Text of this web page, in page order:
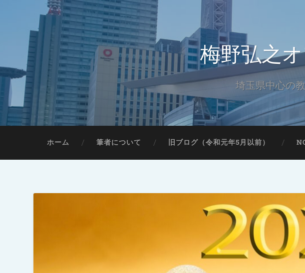
梅野弘之
埼玉県中心の
ホーム 筆者について 旧ブログ（令和元年5月以前）